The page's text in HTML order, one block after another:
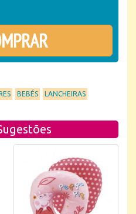
BEBÉS
LANCHEIRAS